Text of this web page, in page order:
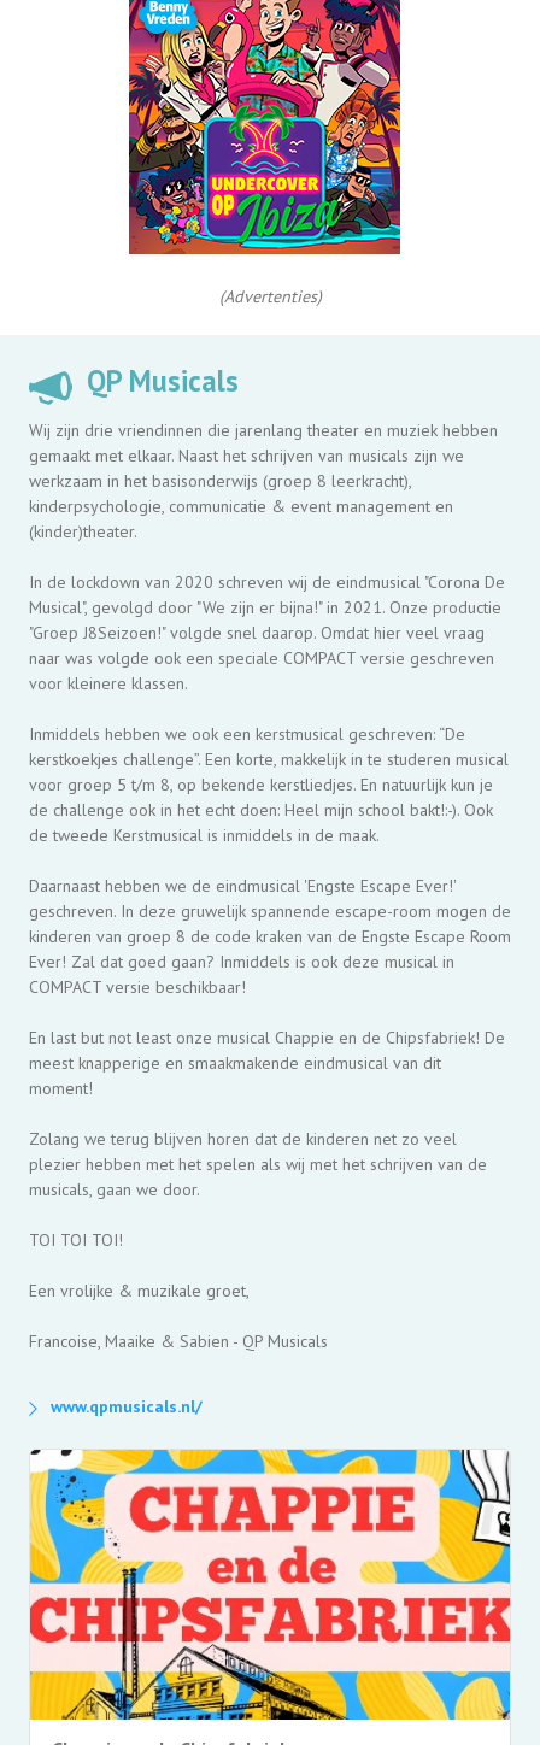
(Advertenties)
QP Musicals
Wij zijn drie vriendinnen die jarenlang theater en muziek hebben
gemaakt met elkaar. Naast het schrijven van musicals zijn we
werkzaam in het basisonderwijs (groep 8 leerkracht),
kinderpsychologie, communicatie & event management en
(kinder)theater.
In de lockdown van 2020 schreven wij de eindmusical "Corona De
Musical", gevolgd door "We zijn er bijna!" in 2021. Onze productie
"Groep J8Seizoen!" volgde snel daarop. Omdat hier veel vraag
naar was volgde ook een speciale COMPACT versie geschreven
voor kleinere klassen.
Inmiddels hebben we ook een kerstmusical geschreven: “De
kerstkoekjes challenge”. Een korte, makkelijk in te studeren musical
voor groep 5 t/m 8, op bekende kerstliedjes. En natuurlijk kun je
de challenge ook in het echt doen: Heel mijn school bakt!:-). Ook
de tweede Kerstmusical is inmiddels in de maak.
Daarnaast hebben we de eindmusical 'Engste Escape Ever!'
geschreven. In deze gruwelijk spannende escape-room mogen de
kinderen van groep 8 de code kraken van de Engste Escape Room
Ever! Zal dat goed gaan? Inmiddels is ook deze musical in
COMPACT versie beschikbaar!
En last but not least onze musical Chappie en de Chipsfabriek! De
meest knapperige en smaakmakende eindmusical van dit
moment!
Zolang we terug blijven horen dat de kinderen net zo veel
plezier hebben met het spelen als wij met het schrijven van de
musicals, gaan we door.
TOI TOI TOI!
Een vrolijke & muzikale groet,
Francoise, Maaike & Sabien - QP Musicals
www.qpmusicals.nl/